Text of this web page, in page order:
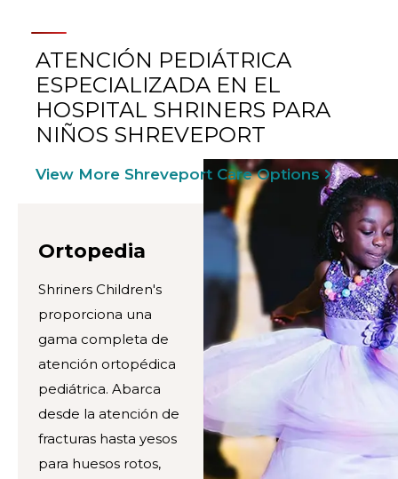
ATENCIÓN PEDIÁTRICA
ESPECIALIZADA EN EL
HOSPITAL SHRINERS PARA
NIÑOS SHREVEPORT
View More Shreveport Care Options
Ortopedia
Shriners Children's
proporciona una
gama completa de
atención ortopédica
pediátrica. Abarca
desde la atención de
fracturas hasta yesos
para huesos rotos,